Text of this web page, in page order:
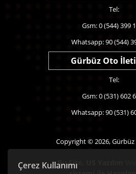
Çerez Kullanımı
Tel:
Gsm: 0 (544) 399
Whatsapp: 90 (544)
Gürbüz Oto
Tel:
Gsm: 0 (531) 602
Whatsapp: 90 (531)
Copyright © 2026,
Bu Site,